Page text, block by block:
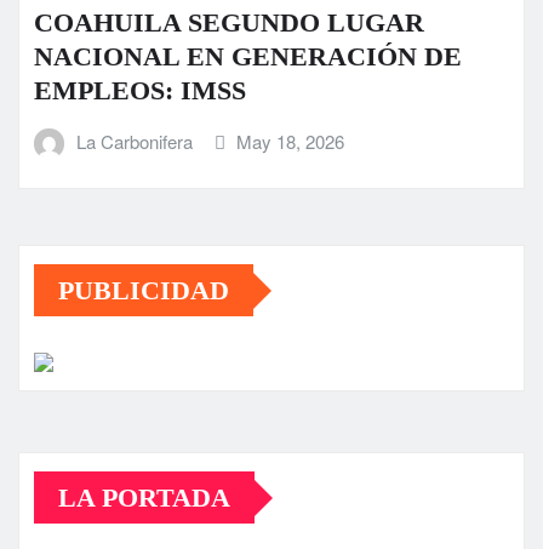
COAHUILA SEGUNDO LUGAR
NACIONAL EN GENERACIÓN DE
EMPLEOS: IMSS
La Carbonifera May 18, 2026
PUBLICIDAD
LA PORTADA